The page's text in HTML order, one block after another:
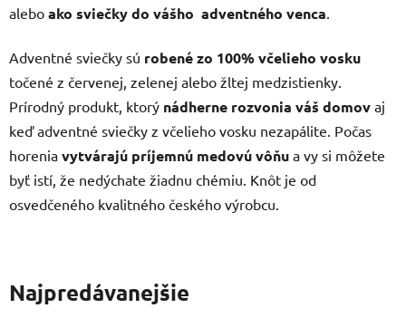
alebo ako sviečky do vášho adventného venca.
Adventné sviečky sú robené zo 100% včelieho vosku
točené z červenej, zelenej alebo žltej medzistienky.
Prírodný produkt, ktorý nádherne rozvonia váš domov aj
keď adventné sviečky z včelieho vosku nezapálite. Počas
horenia vytvárajú príjemnú medovú vôňu a vy si môžete
byť istí, že nedýchate žiadnu chémiu. Knôt je od
osvedčeného kvalitného českého výrobcu.
Najpredávanejšie